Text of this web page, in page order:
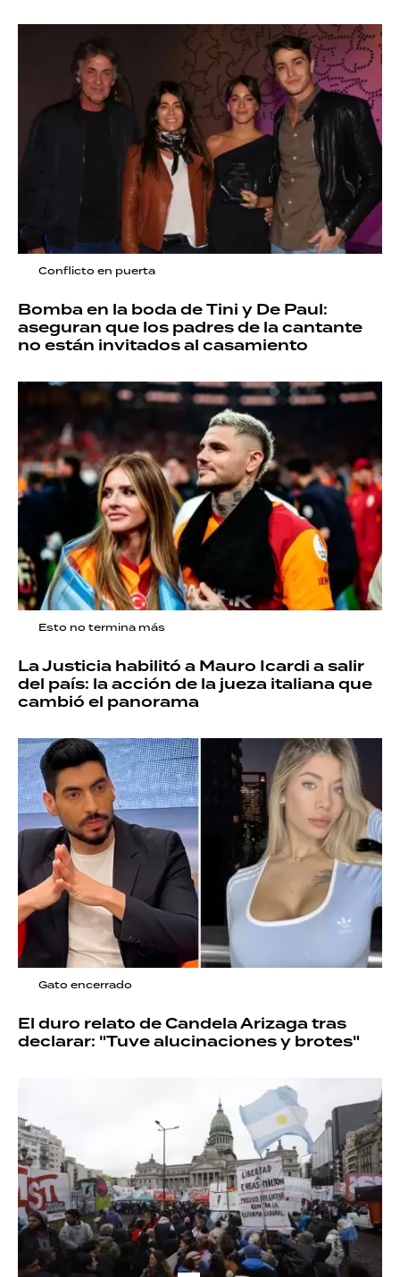
Conflicto en puerta
Bomba en la boda de Tini y De Paul:
aseguran que los padres de la cantante
no están invitados al casamiento
Esto no termina más
La Justicia habilitó a Mauro Icardi a salir
del país: la acción de la jueza italiana que
cambió el panorama
Gato encerrado
El duro relato de Candela Arizaga tras
declarar: "Tuve alucinaciones y brotes"